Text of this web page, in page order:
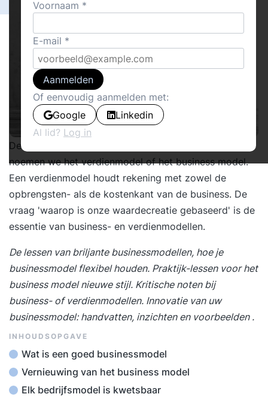
De wijze waarop een organisatie geld verdient,
noemen we het verdienmodel of het business model.
Een verdienmodel houdt rekening met zowel de
opbrengsten- als de kostenkant van de business. De
vraag 'waarop is onze waardecreatie gebaseerd' is de
essentie van business- en verdienmodellen.
De lessen van briljante businessmodellen, hoe je
businessmodel flexibel houden. Praktijk-lessen voor het
business model nieuwe stijl. Kritische noten bij
business- of verdienmodellen. Innovatie van uw
businessmodel: handvatten, inzichten en voorbeelden .
INHOUDSOPGAVE
Wat is een goed businessmodel
Vernieuwing van het business model
Elk bedrijfsmodel is kwetsbaar
Voornaam
E-mail
Aanmelden
Of eenvoudig aanmelden met:
Google
Linkedin
Al lid? Log in